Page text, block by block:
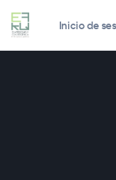
Inicio de